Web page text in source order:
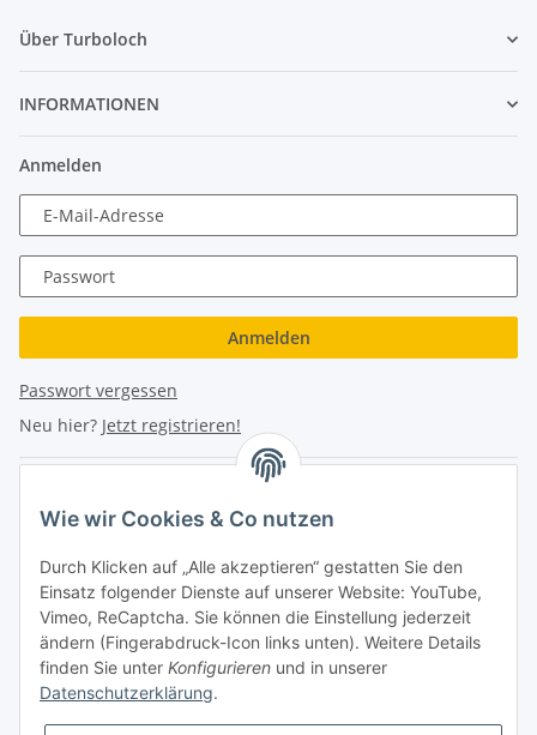
Über Turboloch
INFORMATIONEN
Anmelden
E-Mail-Adresse
Passwort
Anmelden
Passwort vergessen
Neu hier? Jetzt registrieren!
Hauptplatz 4
2870 Aspang
eMail: info@turboloch.at
Tel: +43 (0)660/1314150
Wie wir Cookies & Co nutzen
Durch Klicken auf „Alle akzeptieren“ gestatten Sie den
Einsatz folgender Dienste auf unserer Website: YouTube,
Vimeo, ReCaptcha. Sie können die Einstellung jederzeit
ändern (Fingerabdruck-Icon links unten). Weitere Details
finden Sie unter Konfigurieren und in unserer
Datenschutzerklärung.